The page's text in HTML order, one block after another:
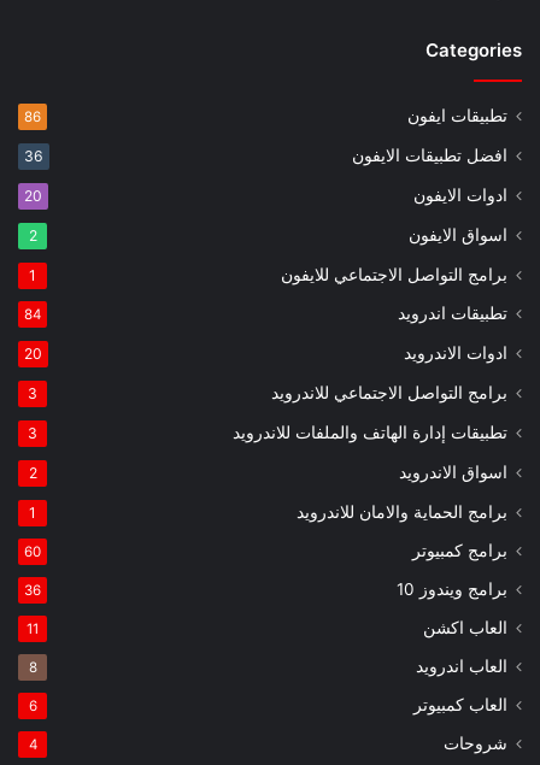
Categories
تطبيقات ايفون 86
افضل تطبيقات الايفون 36
ادوات الايفون 20
اسواق الايفون 2
برامج التواصل الاجتماعي للايفون 1
تطبيقات اندرويد 84
ادوات الاندرويد 20
برامج التواصل الاجتماعي للاندرويد 3
تطبيقات إدارة الهاتف والملفات للاندرويد 3
اسواق الاندرويد 2
برامج الحماية والامان للاندرويد 1
برامج كمبيوتر 60
برامج ويندوز 10 36
العاب اكشن 11
العاب اندرويد 8
العاب كمبيوتر 6
شروحات 4